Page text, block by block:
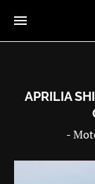
APRILIA
-